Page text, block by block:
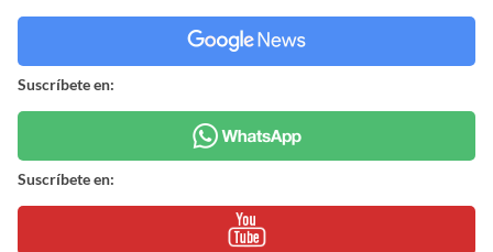
Suscríbete en:
Suscríbete en: